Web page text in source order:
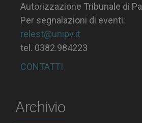
Autorizzazione Tribunale di
Per segnalazioni di eventi:
relest@unipv.it
tel. 0382.984223
CONTATTI
Archivio